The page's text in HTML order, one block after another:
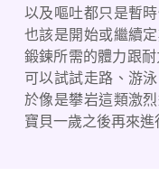
以及嘔吐都只是暫
也該是開始或繼續
鍛鍊所需的體力跟
可以試試走路、游
於像是攀岩這類激
寶貝一歲之後再來進